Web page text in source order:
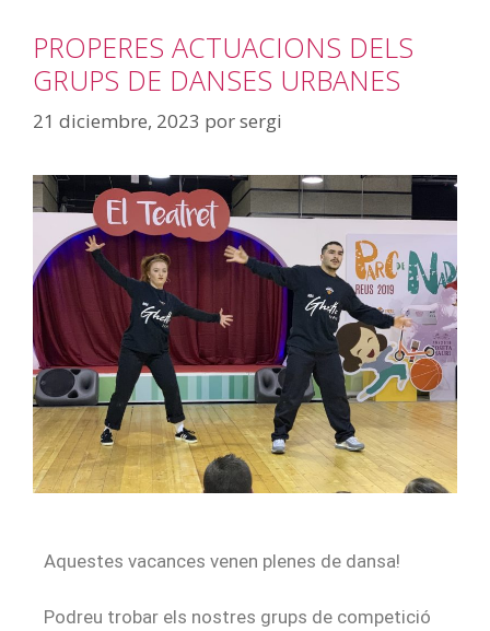
PROPERES ACTUACIONS DELS
GRUPS DE DANSES URBANES
21 diciembre, 2023 porsergi
Aquestes vacances venen plenes de dansa!
Podreu trobar els nostres grups de competició